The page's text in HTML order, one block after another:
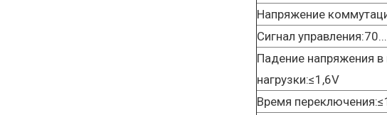
Напряжение
Сигнал
Падение напряжения в
нагрузки:≤1,6V
Время